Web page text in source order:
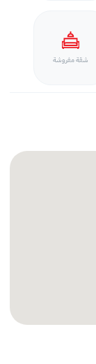
شقة مفروشة